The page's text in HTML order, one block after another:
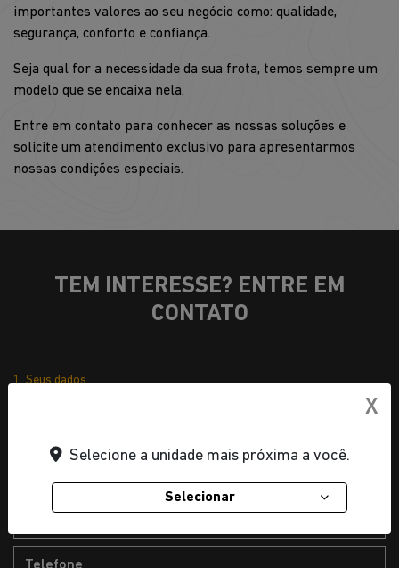
importantes valores ao seu negócio como: qualidade,
segurança, conforto e confiança.
Seja qual for a necessidade da sua frota, temos sempre um
modelo que se encaixa nela.
Entre em contato para conhecer as nossas soluções e
solicite um atendimento exclusivo para apresentarmos
nossas condições especiais.
TEM INTERESSE? ENTRE EM
CONTATO
1. Seus dados
X
Selecione a unidade mais próxima a você.
Selecionar